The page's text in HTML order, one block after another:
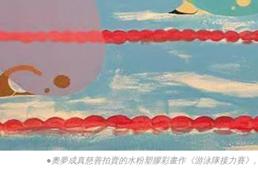
●奧夢成真慈善拍賣的水粉塑膠彩畫作《游泳隊接力賽》。